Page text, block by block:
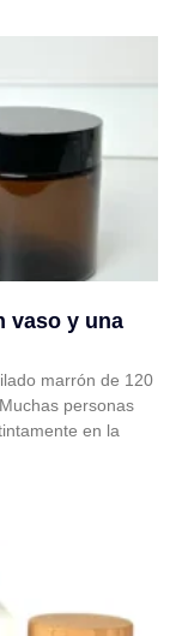
vaso y una
marrón de 120
personas
en la